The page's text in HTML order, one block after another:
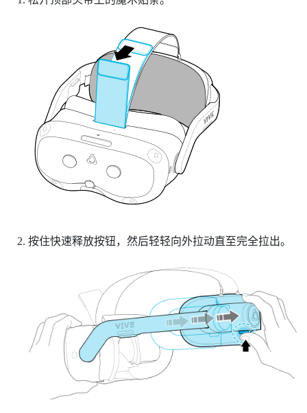
按住快速释放按钮，然后轻轻向外拉动直至完全拉出。